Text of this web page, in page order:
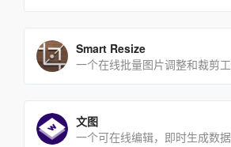
Smart Resize
一个在线批量图片调整和裁剪
文图
一个可在线编辑，即时生成数